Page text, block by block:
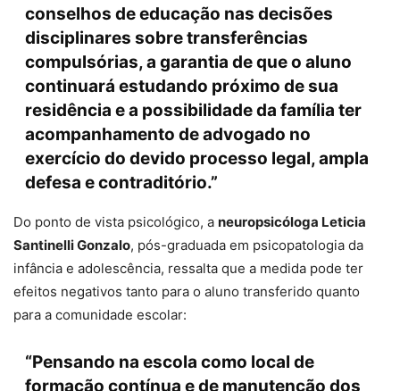
conselhos de educação nas decisões
disciplinares sobre transferências
compulsórias, a garantia de que o aluno
continuará estudando próximo de sua
residência e a possibilidade da família ter
acompanhamento de advogado no
exercício do devido processo legal, ampla
defesa e contraditório.”
Do ponto de vista psicológico, a neuropsicóloga Leticia
Santinelli Gonzalo, pós-graduada em psicopatologia da
infância e adolescência, ressalta que a medida pode ter
efeitos negativos tanto para o aluno transferido quanto
para a comunidade escolar:
“Pensando na escola como local de
formação contínua e de manutenção dos